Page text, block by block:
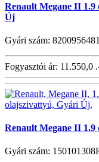
Renault Megane II 1.9
Új
Gyári szám:
Fogyasztói ár: 11.550,0
Renault Megane II
Gyári szám: